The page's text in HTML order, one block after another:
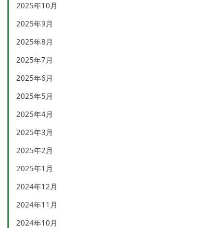
2025年10月
2025年9月
2025年8月
2025年7月
2025年6月
2025年5月
2025年4月
2025年3月
2025年2月
2025年1月
2024年12月
2024年11月
2024年10月